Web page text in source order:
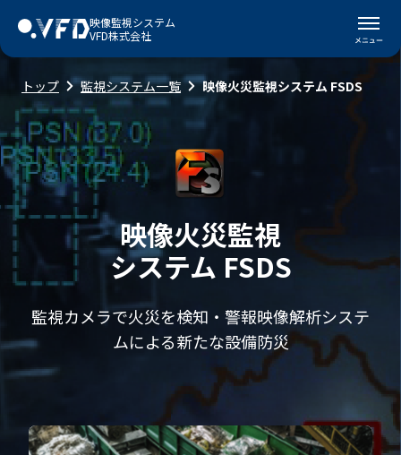
映像監視システム
VFD株式会社
トップ 監視システム一覧 映像火災監視システム FSDS
映像火災監視
システム FSDS
監視カメラで火災を検知・警報映像解析システ
ムによる新たな設備防災